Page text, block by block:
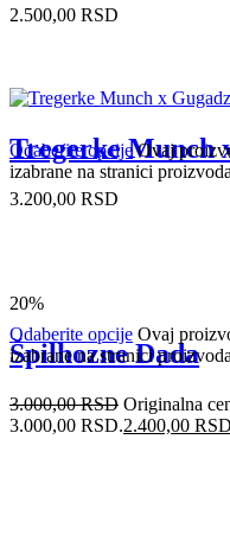
2.500,00 RSD
Odaberite opcije Ovaj
izabrane na stranici
Tregerke Munch
3.200,00 RSD
Odaberite opcije Ovaj
izabrane na stranici
20%
Špilhozne Dada
3.000,00RSD Originalna
3.000,00 RSD.2.400,00 RSD